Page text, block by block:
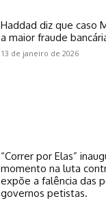
Haddad diz que caso
a maior fraude
13 de janeiro de 2026
“Correr por Elas”
momento na luta
expõe a falência das
governos petistas.